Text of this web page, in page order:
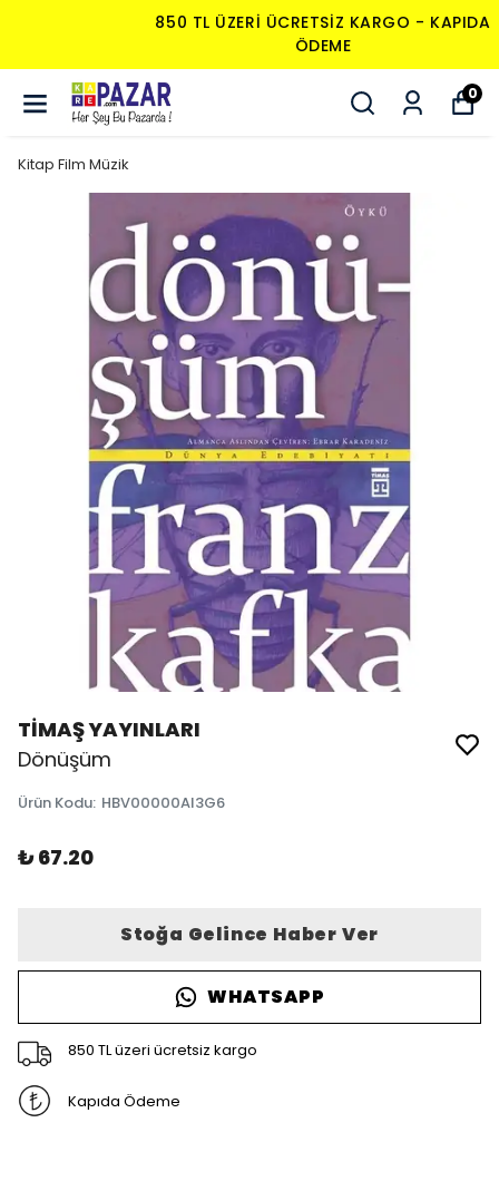
850 TL ÜZERI ÜCRETSIZ KARGO - KAPIDA
0
Kitap Film Müzik
TİMAŞ YAYINLARI
Dönüşüm
Ürün Kodu: HBV00000AI3G6
₺ 67.20
Stoğa Gelince Haber Ver
WHATSAPP
850 TL üzeri ücretsiz kargo
Kapıda Ödeme